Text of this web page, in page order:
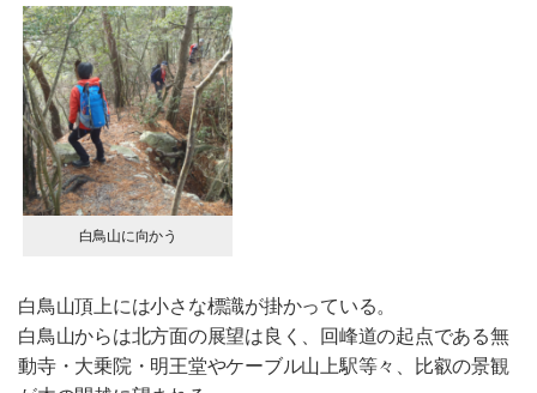
白鳥山に向かう
白鳥山頂上には小さな標識が掛かっている。
白鳥山からは北方面の展望は良く、回峰道の起点である無
動寺・大乗院・明王堂やケーブル山上駅等々、比叡の景観